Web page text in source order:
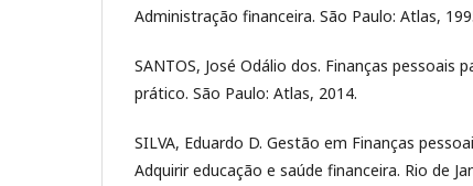
Administração financeira. São Paulo: Atlas,
SANTOS, José Odálio dos. Finanças pessoais
prático. São Paulo: Atlas, 2014.
SILVA, Eduardo D. Gestão em Finanças
Adquirir educação e saúde financeira. Rio de